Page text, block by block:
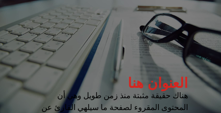
العنوان هنا
هناك حقيقة مثبتة منذ زمن طويل وهي أن
المحتوى المقروء لصفحة ما سيلهي القارئ عن